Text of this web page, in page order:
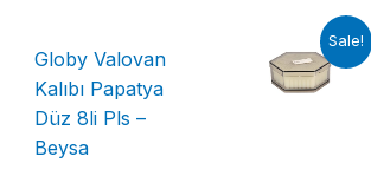
Globy Valovan
Kalıbı Papatya
Düz 8li Pls –
Beysa
Sale!